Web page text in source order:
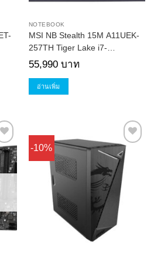
NOTEBOOK
MSI NB Stealth 15M A11UEK-
257TH Tiger Lake i7-
11375H,RTX3060 Max-Q,
55,990 บาท
อ่านเพิ่ม
to
-10%
Add to
Wishlist